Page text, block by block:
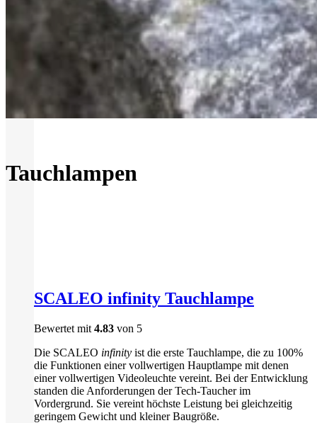
Tauchlampen
SCALEO infinity Tauchlampe
Bewertet mit 4.83 von 5
Die SCALEO infinity ist die erste Tauchlampe, die zu 100%
die Funktionen einer vollwertigen Hauptlampe mit denen
einer vollwertigen Videoleuchte vereint. Bei der Entwicklung
standen die Anforderungen der Tech-Taucher im
Vordergrund. Sie vereint höchste Leistung bei gleichzeitig
geringem Gewicht und kleiner Baugröße.